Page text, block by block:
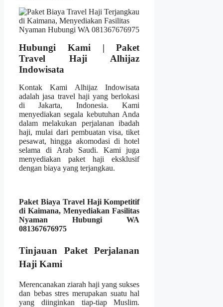
Hubungi Kami | Paket
Travel Haji Alhijaz
Indowisata
Kontak Kami Alhijaz Indowisata
adalah jasa travel haji yang berlokasi
di Jakarta, Indonesia. Kami
menyediakan segala kebutuhan Anda
dalam melakukan perjalanan ibadah
haji, mulai dari pembuatan visa, tiket
pesawat, hingga akomodasi di hotel
selama di Arab Saudi. Kami juga
menyediakan paket haji eksklusif
dengan biaya yang terjangkau.
Paket Biaya Travel Haji Kompetitif
di Kaimana, Menyediakan Fasilitas
Nyaman Hubungi WA
081367676975
Tinjauan Paket Perjalanan
Haji Kami
Merencanakan ziarah haji yang sukses
dan bebas stres merupakan suatu hal
yang diinginkan tiap-tiap Muslim.